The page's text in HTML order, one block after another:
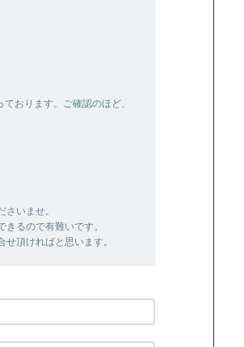
おります。ご確認のほど、
いませ。
るので有難いです。
頂ければと思います。